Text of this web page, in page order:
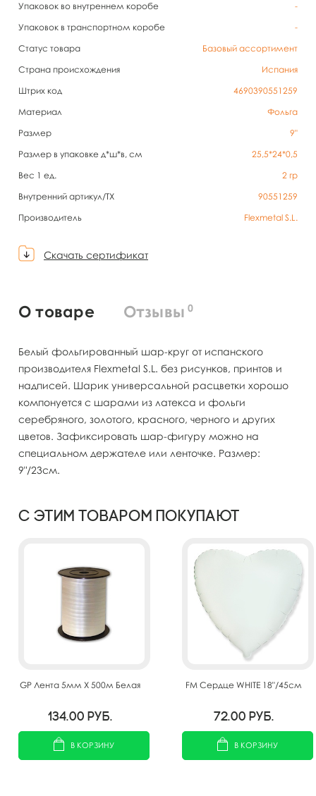
Упаковок во внутреннем коробе
-
Упаковок в транспортном коробе
-
Статус товара
Базовый ассортимент
Страна происхождения
Испания
Штрих код
4690390551259
Материал
Фольга
Размер
9"
Размер в упаковке д*ш*в, см
25,5*24*0,5
Вес 1 ед.
2 гр
Внутренний артикул/TX
90551259
Производитель
Flexmetal S.L.
Скачать сертификат
О товаре Отзывы 0
Белый фольгированный шар-круг от испанского
производителя Flexmetal S.L. без рисунков, принтов и
надписей. Шарик универсальной расцветки хорошо
компонуется с шарами из латекса и фольги
серебряного, золотого, красного, черного и других
цветов. Зафиксировать шар-фигуру можно на
специальном держателе или ленточке. Размер:
9"/23см.
С этим товаром покупают
GP Лента 5мм X 500м Белая
134.00 руб.
В КОРЗИНУ
FM Сердце WHITE 18"/45см
72.00 руб.
В КОРЗИНУ